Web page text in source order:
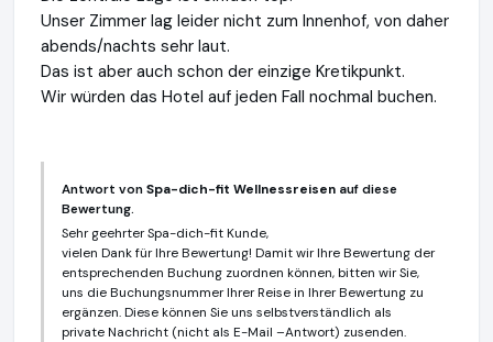
Unser Zimmer lag leider nicht zum Innenhof, von daher
abends/nachts sehr laut.
Das ist aber auch schon der einzige Kretikpunkt.
Wir würden das Hotel auf jeden Fall nochmal buchen.
Antwort vonSpa-dich-fit Wellnessreisen auf diese
Bewertung.
Sehr geehrter Spa-dich-fit Kunde,
vielen Dank für Ihre Bewertung! Damit wir Ihre Bewertung der
entsprechenden Buchung zuordnen können, bitten wir Sie,
uns die Buchungsnummer Ihrer Reise in Ihrer Bewertung zu
ergänzen. Diese können Sie uns selbstverständlich als
private Nachricht (nicht als E-Mail –Antwort) zusenden.